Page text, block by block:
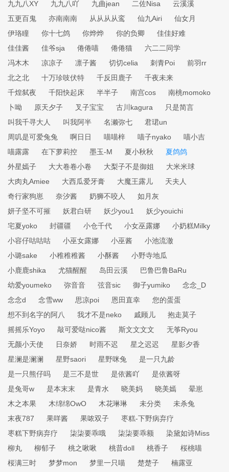
九九八XY
九九八吖 九曲jean 二佐Nisa
云溪溪
五更百鬼
亦南南南 从从从从鸾 仙九Airi
仙女月
伊珞瞳
你十七鸽 你烨烨 你的负卿
佳佳好难
佳佳酱
佳爷sja 倦倦喵 倦倦猫
六二二同学
冯木木
凉凉子 凛子酱 切切celia 刺青Poi
前羽rr
北之北
十万珍吱伏特 千反田鹿子
千夜未来
千煌弑夜
千阳快起床 半半子 南宫cos
南桃momoko
卜呦
原天夕子 叉子宝宝 古川kagura
只是简言
叫我千寻大人
叫我阿半 名濑弥七
君珺un
周叽是可爱兔兔
啊日日 喵喵梓 喵子nyako
喵小吉
喵露露
在下萝莉控 墨玉-M 夏小秋秋
夏鸽鸽
外星嫣子
大大卷卷小卷 大梨子不是御姐
大米米球
大肉丸Amiee
大西瓜爱牙膏 大魔王露儿
天夫人
奇行家狗崽
奈汐酱 奶狮不咬人
如月灰
妍子坚不可摧
妖君白研 妖少you1
妖少youichi
宅夏yoko
封疆疆 小仓千代 小女巫露娜
小奶糕Milky
小容仔咕咕咕
小巫女露娜 小巫酱
小池流澈
小璐sake
小稚稚稚酱 小酥酱
小野寺地瓜
小鹿鹿shika
尤猫醒醒 岛田云溪
巴鲁巴鲁BaRu
幼爱youmeko
弥音音 弦音sic 御子yumiko
念念_D
念念d
念雪ww 思凉poi 恩田直幸
您的蛋蛋
想不到名字的阿八
我才不是neko 戚顾儿
抱走莫子
摇摇乐Yoyo
敲可爱哒nico酱 斯文文文文
无筝Ryou
无颜小天使
日奈娇 时雨不迟 星之迟迟
星影夕香
星澜是澜澜
星野saori 星野咪兔
是一只九龄
是一只熊仔吗
是三不是世 是依酱吖
是依酱呀
是兔哥w
是本末末 是青水 晓美妈 晓美嫣
晕崽
木之本果
木绵绵OwO 木花琳琳 未分类
未杀兔
末夜787
果咩酱 果哝双子
枣糕-下野病弃疗
枣糕下野病弃疗
柒柒要乖哦 柒柒要乖额
染黛如诗Miss
柳丸
柳郁子 桃之啾啾 桃昔doll 桃香子
桜桃喵
桜满三时
梦梦mon 梦里一只喵 楚楚子 楠露亚